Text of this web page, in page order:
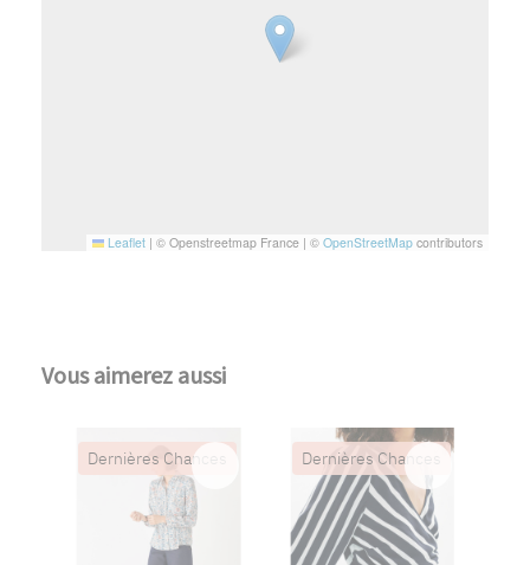
Leaflet | © Openstreetmap France | © OpenStreetMap contributors
Vous aimerez aussi
Dernières Chances Dernières Chances